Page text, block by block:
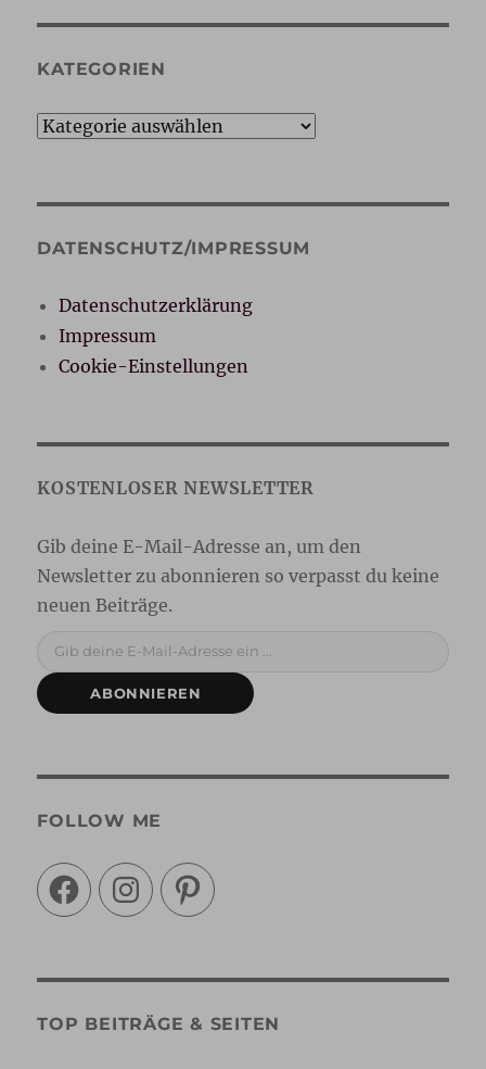
KATEGORIEN
Kategorien
DATENSCHUTZ/IMPRESSUM
Datenschutzerklärung
Impressum
Cookie-Einstellungen
ABONNIEREN
FOLLOW ME
FacebookInstagramPinterest
TOP BEITRÄGE & SEITEN